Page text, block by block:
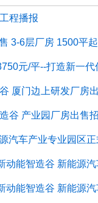
程播报
3-6层厂房 1500平
元/平--打造新一
厦门边上研发厂房
谷 产业园厂房出售
汽车产业专业园区
动能智造谷 新能源
动能智造谷 新能源